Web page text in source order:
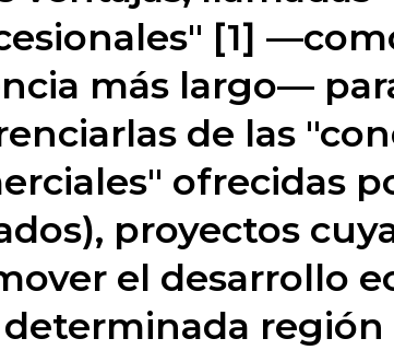
[1]
más largo—
de las
ofrecidas
proyectos
el desarrollo
región